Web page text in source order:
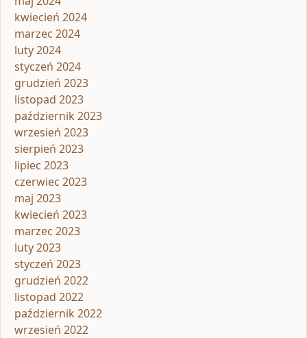
kwiecień 2024
marzec 2024
luty 2024
styczeń 2024
grudzień 2023
listopad 2023
październik 2023
wrzesień 2023
sierpień 2023
lipiec 2023
czerwiec 2023
maj 2023
kwiecień 2023
marzec 2023
luty 2023
styczeń 2023
grudzień 2022
listopad 2022
październik 2022
wrzesień 2022